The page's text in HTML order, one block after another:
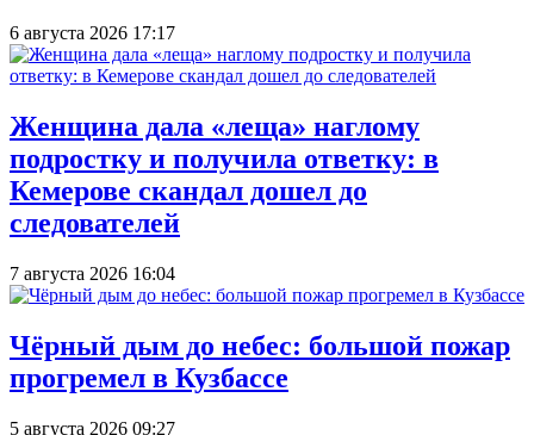
6 августа 2026 17:17
Женщина дала «леща» наглому
подростку и получила ответку: в
Кемерове скандал дошел до
следователей
7 августа 2026 16:04
Чёрный дым до небес: большой пожар
прогремел в Кузбассе
5 августа 2026 09:27